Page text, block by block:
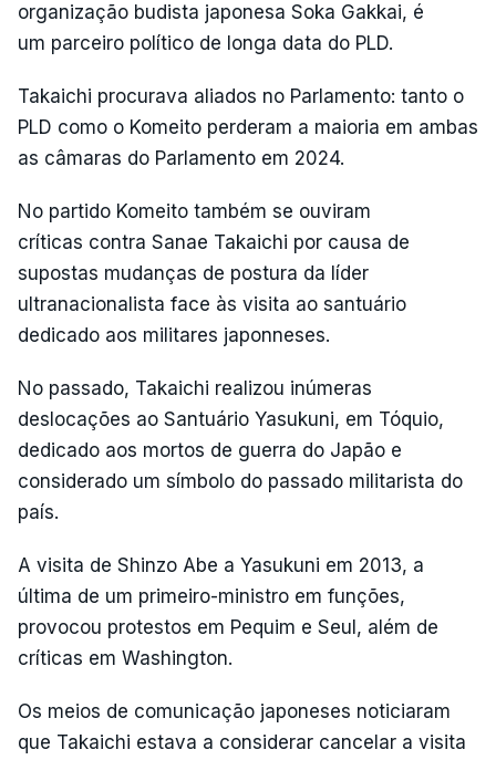
organização budista japonesa Soka Gakkai, é
um parceiro político de longa data do PLD.
Takaichi procurava aliados no Parlamento: tanto o
PLD como o Komeito perderam a maioria em ambas
as câmaras do Parlamento em 2024.
No partido Komeito também se ouviram
críticas contra Sanae Takaichi por causa de
supostas mudanças de postura da líder
ultranacionalista face às visita ao santuário
dedicado aos militares japonneses.
No passado, Takaichi realizou inúmeras
deslocações ao Santuário Yasukuni, em Tóquio,
dedicado aos mortos de guerra do Japão e
considerado um símbolo do passado militarista do
país.
A visita de Shinzo Abe a Yasukuni em 2013, a
última de um primeiro-ministro em funções,
provocou protestos em Pequim e Seul, além de
críticas em Washington.
Os meios de comunicação japoneses noticiaram
que Takaichi estava a considerar cancelar a visita